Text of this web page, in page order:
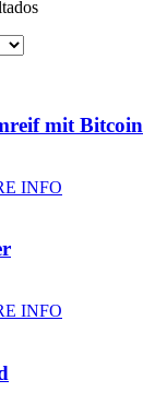
Ordenado
mit Bitcoin
INFO
INFO